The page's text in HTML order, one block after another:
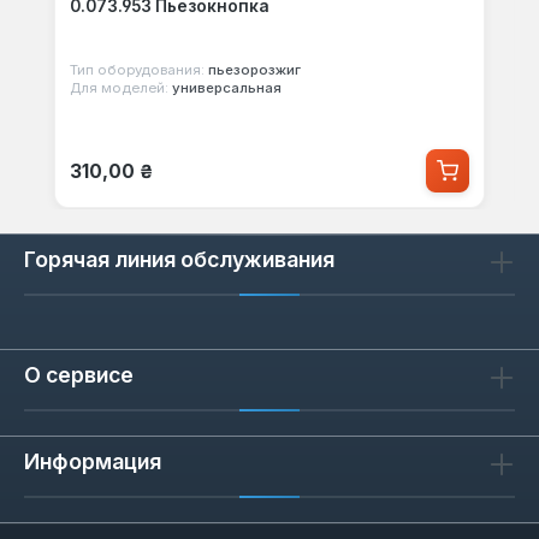
0.073.953 Пьезокнопка
Тип оборудования: пьезорозжиг
Для моделей: универсальная
Обычная цена:
310,00 ₴
Горячая линия обслуживания
О сервисе
Информация